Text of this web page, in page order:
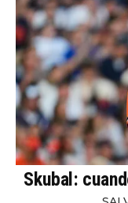
Skubal: